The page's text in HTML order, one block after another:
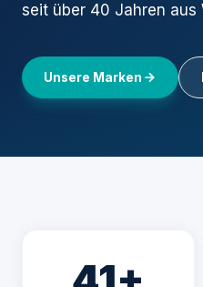
seit über 40 Jahren aus
Unsere Marken